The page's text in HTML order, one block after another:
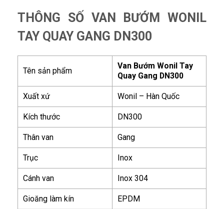
THÔNG SỐ VAN BƯỚM WONIL
TAY QUAY GANG DN300
Tên sản phẩm
Van Bướm Wonil Tay
Quay Gang DN300
Xuất xứ Wonil – Hàn Quốc
Kích thước DN300
Thân van Gang
Trục Inox
Cánh van Inox 304
Gioăng làm kín EPDM